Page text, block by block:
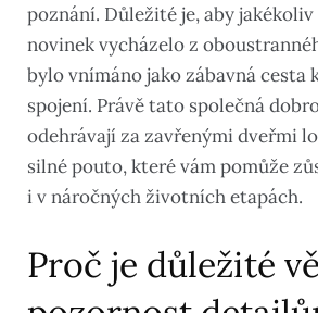
poznání. Důležité je, aby
novinek vycházelo z
bylo vnímáno jako zábavná cesta
spojení. Právě tato společná
odehrávají za zavřenými dveřmi
silné pouto, které vám pomůže
i v náročných životních etapách.
Proč je důležité